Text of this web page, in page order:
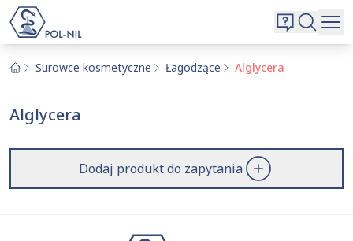
Kontakt
Surowce kosmetyczne Łagodzące Alglycera
Alglycera
Dodaj produkt do zapytania
Wybrane surowce i substancje
Przejdź doofertyi dodaj surowce, o których chcesz
dowiedzieć się więcej.
Wyszukiwarka
Szukaj